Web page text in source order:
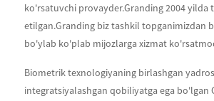
ko'rsatuvchi provayder.Granding 2004 yilda
etilgan.Granding biz tashkil topganimizdan
bo'ylab ko'plab mijozlarga xizmat
Biometrik texnologiyaning birlashgan
integratsiyalashgan qobiliyatga ega bo'lgan